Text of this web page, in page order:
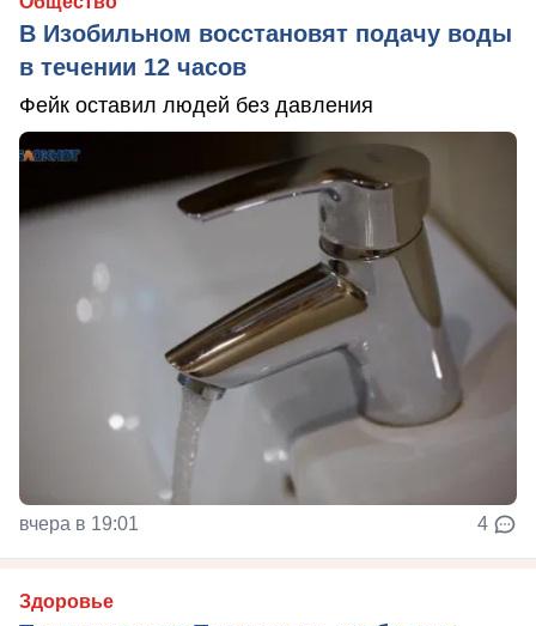
В Изобильном восстановят подачу воды
в течении 12 часов
Фейк оставил людей без давления
вчера в 19:01 4
Здоровье